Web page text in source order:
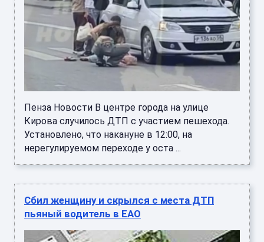
Пенза Новости В центре города на улице
Кирова случилось ДТП с участием пешехода.
Установлено, что накануне в 12:00, на
нерегулируемом переходе у оста ...
Сбил женщину и скрылся с места ДТП
пьяный водитель в ЕАО